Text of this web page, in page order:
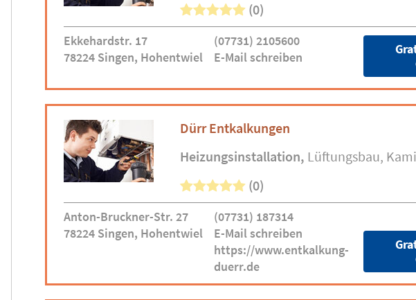
(0)
Ekkehardstr. 17
78224 Singen, Hohentwiel
(07731) 2105600
E-Mail schreiben
Dürr Entkalkungen
Heizungsinstallation Lüftungsbau
(0)
Anton-Bruckner-Str. 27
78224 Singen, Hohentwiel
(07731) 187314
E-Mail schreiben
https://www.entkalkung-
duerr.de